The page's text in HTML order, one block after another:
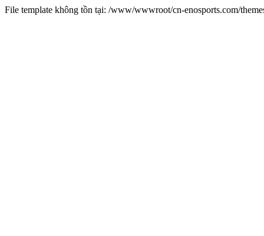
File template không tồn tại: /www/wwwroot/cn-enosports.com/